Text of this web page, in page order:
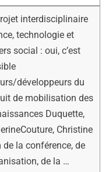
interdisciplinaire
technologie et
social : oui, c’est
développeurs du
de mobilisation des
Duquette,
Christine
de la conférence, de
de la …